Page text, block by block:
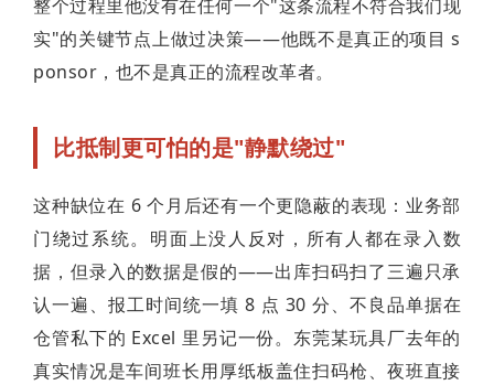
整个过程里他没有在任何一个"这条流程不符合我们现
实"的关键节点上做过决策——他既不是真正的项目 s
ponsor，也不是真正的流程改革者。
比抵制更可怕的是"静默绕过"
这种缺位在 6 个月后还有一个更隐蔽的表现：业务部
门绕过系统。明面上没人反对，所有人都在录入数
据，但录入的数据是假的——出库扫码扫了三遍只承
认一遍、报工时间统一填 8 点 30 分、不良品单据在
仓管私下的 Excel 里另记一份。东莞某玩具厂去年的
真实情况是车间班长用厚纸板盖住扫码枪、夜班直接